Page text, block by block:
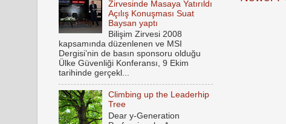
Zirvesinde Masaya Yatırıldı
Açılış Konuşması Suat
Baysan yaptı
Bilişim Zirvesi 2008
kapsamında düzenlenen ve MSI
Dergisi’nin de basın sponsoru olduğu
Ülke Güvenliği Konferansı, 9 Ekim
tarihinde gerçekl...
Climbing up the Leaderhip
Tree
Dear y-Generation